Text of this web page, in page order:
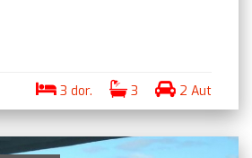
3 dor. 3 2 Aut